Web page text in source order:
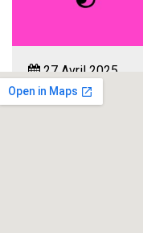
27 Avril 2025
17:00 à 18:15